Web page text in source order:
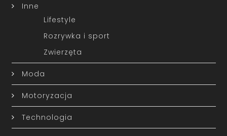
Inne
Lifestyle
Rozrywka i sport
Zwierzęta
Moda
Motoryzacja
Technologia